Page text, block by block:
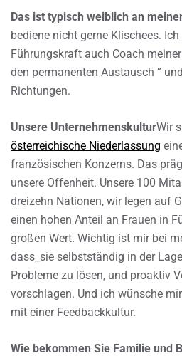
Das ist typisch weiblich an
bediene nicht gerne Klischees.
Führungskraft auch Coach
den permanenten Austausch ”
Richtungen.
Unsere UnternehmenskulturWir
österreichische Niederlassung
französischen Konzerns. Das
unsere Offenheit. Unsere 100
dreizehn Nationen, wir legen auf
einen hohen Anteil an Frauen in
großen Wert. Wichtig ist mir bei
dass_sie selbstständig in der
Probleme zu lösen, und proaktiv
vorschlagen. Und ich wünsche
mit einer Feedbackkultur.
Wie bekommen Sie Familie und